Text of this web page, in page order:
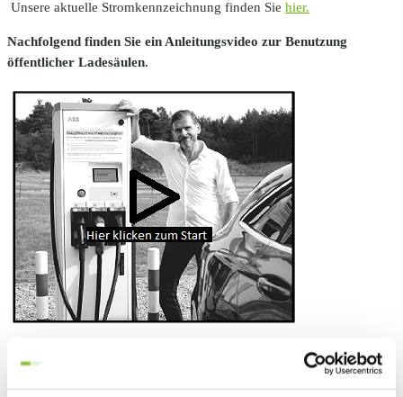
Unsere aktuelle Stromkennzeichnung finden Sie hier.
Nachfolgend finden Sie ein Anleitungsvideo zur Benutzung
öffentlicher Ladesäulen.
Derzeit können Sie an folgenden Ladestationen unseren Service